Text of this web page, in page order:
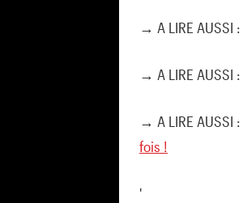
→ A LIRE AUSSI :
→ A LIRE AUSSI :
→ A LIRE AUSSI :
fois !
'